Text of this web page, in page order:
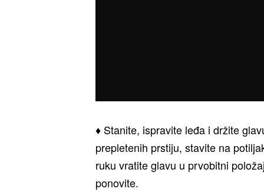
♦ Stanite, ispravite leđa i držite
prepletenih prstiju, stavite na
ruku vratite glavu u prvobitni
ponovite.